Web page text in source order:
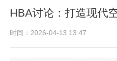
HBA讨论：打造现代
时间：2026-04-13 13:47